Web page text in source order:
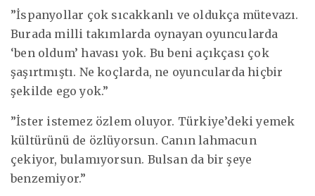
”İspanyollar çok sıcakkanlı ve oldukça mütevazı.
Burada milli takımlarda oynayan oyuncularda
‘ben oldum’ havası yok. Bu beni açıkçası çok
şaşırtmıştı. Ne koçlarda, ne oyuncularda hiçbir
şekilde ego yok.”
”İster istemez özlem oluyor. Türkiye’deki yemek
kültürünü de özlüyorsun. Canın lahmacun
çekiyor, bulamıyorsun. Bulsan da bir şeye
benzemiyor.”